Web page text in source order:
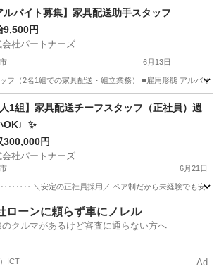
ルバイト募集】家具配送助手スタッフ
9,500円
会社パートナーズ
6月13日
フ（2名1組での家具配送・組立業務） ■雇用形態 アルバ
岐阜 岐阜市 スタッフ
人1組】家具配送チーフスタッフ（正社員）週
OK♩✨
300,000円
会社パートナーズ
6月21日
定の正社員採用／ ペア制だから未経験でも安心
ローンに頼らず車にノレル
のクルマがあるけど審査に通らない方へ
）ICT Ad